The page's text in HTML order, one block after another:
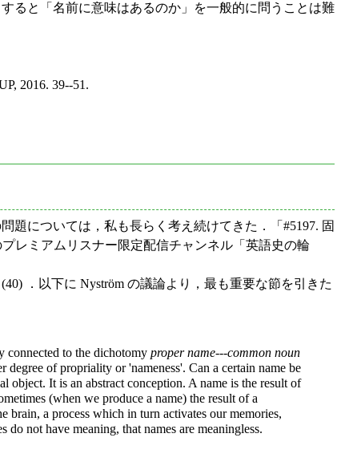
ると「名前に意味はあるのか」を一般的に問うことは難
2016. 39--51.
題については，私も長らく考え続けてきた．「#5197. 固
レミアムリスナー限定配信チャンネル「英語史の輪
．以下に Nyström の議論より，最も重要な節を引きた
connected to the dichotomy proper name---common noun
of propriality or 'nameness'. Can a certain name be
object. It is an abstract conception. A name is the result of
(when we produce a name) the result of a
brain, a process which in turn activates our memories,
do not have meaning, that names are meaningless.